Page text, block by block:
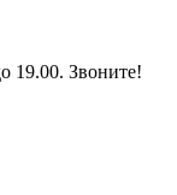
19.00. Звоните!